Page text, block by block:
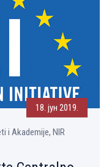
18. јун 2019.
i Akademije, NIR